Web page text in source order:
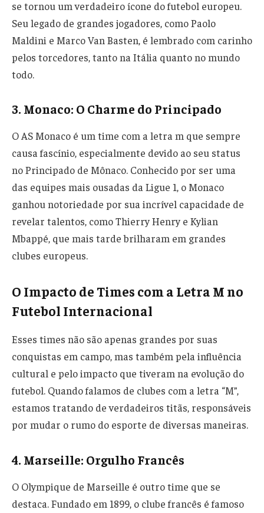
se tornou um verdadeiro ícone do futebol europeu.
Seu legado de grandes jogadores, como Paolo
Maldini e Marco Van Basten, é lembrado com carinho
pelos torcedores, tanto na Itália quanto no mundo
todo.
3. Monaco: O Charme do Principado
O AS Monaco é um time com a letra m que sempre
causa fascínio, especialmente devido ao seu status
no Principado de Mônaco. Conhecido por ser uma
das equipes mais ousadas da Ligue 1, o Monaco
ganhou notoriedade por sua incrível capacidade de
revelar talentos, como Thierry Henry e Kylian
Mbappé, que mais tarde brilharam em grandes
clubes europeus.
O Impacto de Times com a Letra M no
Futebol Internacional
Esses times não são apenas grandes por suas
conquistas em campo, mas também pela influência
cultural e pelo impacto que tiveram na evolução do
futebol. Quando falamos de clubes com a letra “M”,
estamos tratando de verdadeiros titãs, responsáveis
por mudar o rumo do esporte de diversas maneiras.
4. Marseille: Orgulho Francês
O Olympique de Marseille é outro time que se
destaca. Fundado em 1899, o clube francês é famoso